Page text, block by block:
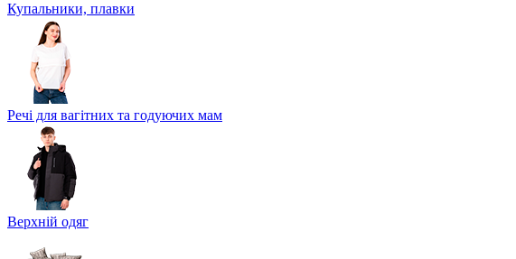
Купальники, плавки
Речі для вагітних та годуючих мам
Верхній одяг